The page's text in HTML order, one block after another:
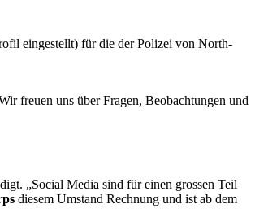
eingestellt) für die der Polizei von North-
freuen uns über Fragen, Beobachtungen und
„Social Media sind für einen grossen Teil
diesem Umstand Rechnung und ist ab dem